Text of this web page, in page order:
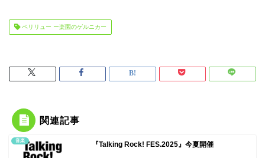
ペリリュー ー楽園のゲルニカー
関連記事
音楽 『Talking Rock! FES.2025』今夏開催